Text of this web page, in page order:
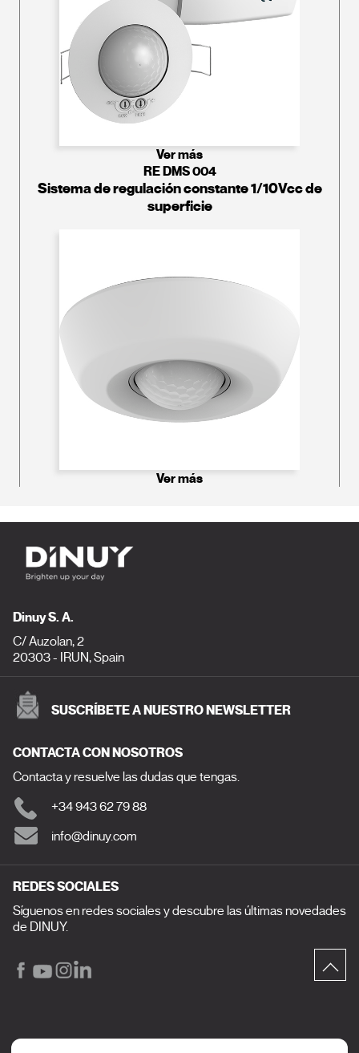
Ver más
RE DMS 004
Sistema de regulación constante 1/10Vcc de
superficie
Ver más
Dinuy S. A.
C/ Auzolan, 2
20303 - IRUN, Spain
SUSCRÍBETE A NUESTRO NEWSLETTER
CONTACTA CON NOSOTROS
Contacta y resuelve las dudas que tengas.
+34 943 62 79 88
info@dinuy.com
REDES SOCIALES
Síguenos en redes sociales y descubre las últimas novedades
de DINUY.